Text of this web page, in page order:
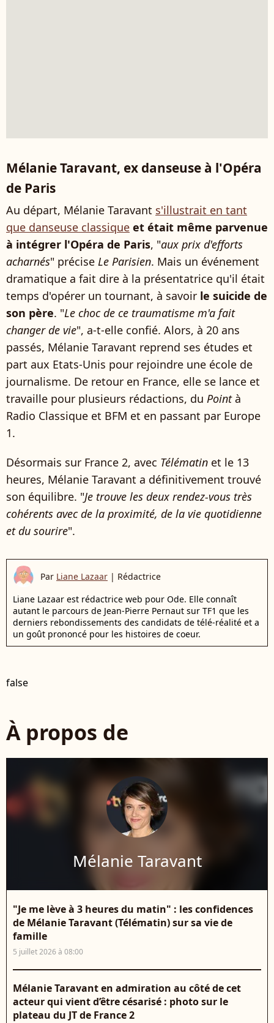
Mélanie Taravant, ex danseuse à l'Opéra
de Paris
Au départ, Mélanie Taravant s'illustrait en tant
que danseuse classique et était même parvenue
à intégrer l'Opéra de Paris, "aux prix d'efforts
acharnés" précise Le Parisien. Mais un événement
dramatique a fait dire à la présentatrice qu'il était
temps d'opérer un tournant, à savoir le suicide de
son père. "Le choc de ce traumatisme m'a fait
changer de vie", a-t-elle confié. Alors, à 20 ans
passés, Mélanie Taravant reprend ses études et
part aux Etats-Unis pour rejoindre une école de
journalisme. De retour en France, elle se lance et
travaille pour plusieurs rédactions, du Pointà
Radio Classique et BFM et en passant par Europe
1.
Désormais sur France 2, avec Télématin et le 13
heures, Mélanie Taravant a définitivement trouvé
son équilibre. "Je trouve les deux rendez-vous très
cohérents avec de la proximité, de la vie quotidienne
et du sourire".
Par Liane Lazaar | Rédactrice
Liane Lazaar est rédactrice web pour Ode. Elle connaît
autant le parcours de Jean-Pierre Pernaut sur TF1 que les
derniers rebondissements des candidats de télé-réalité et a
un goût prononcé pour les histoires de coeur.
false
À propos de
Mélanie Taravant
"Je me lève à 3 heures du matin" : les confidences
de Mélanie Taravant (Télématin) sur sa vie de
famille
5 juillet 2026 à 08:00
Mélanie Taravant en admiration au côté de cet
acteur qui vient d’être césarisé : photo sur le
plateau du JT de France 2